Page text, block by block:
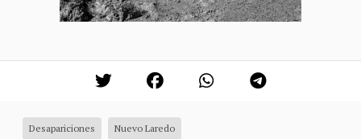
Desapariciones Nuevo Laredo